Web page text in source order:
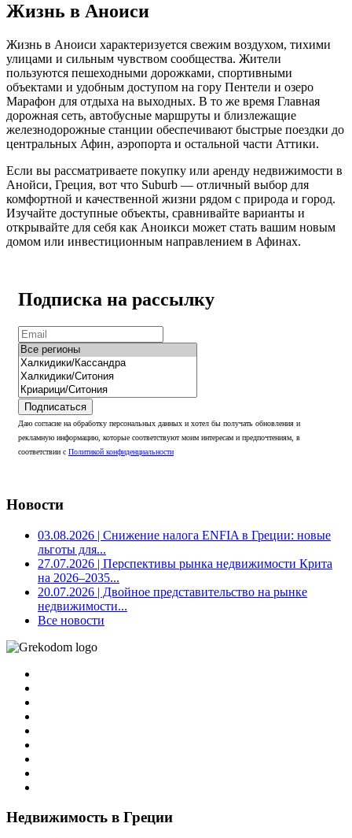
Жизнь в Аноиси
Жизнь в Аноиси характеризуется свежим воздухом, тихими
улицами и сильным чувством сообщества. Жители
пользуются пешеходными дорожками, спортивными
объектами и удобным доступом на гору Пентели и озеро
Марафон для отдыха на выходных. В то же время Главная
дорожная сеть, автобусные маршруты и близлежащие
железнодорожные станции обеспечивают быстрые поездки до
центральных Афин, аэропорта и остальной части Аттики.
Если вы рассматриваете покупку или аренду недвижимости в
Анойси, Греция, вот что Suburb — отличный выбор для
комфортной и качественной жизни рядом с природа и город.
Изучайте доступные объекты, сравнивайте варианты и
открывайте для себя как Аноикси может стать вашим новым
домом или инвестиционным направлением в Афинах.
Подписка на рассылку
Подписаться
Даю согласие на обработку персональных данных и хотел бы получать обновления и
рекламную информацию, которые соответствуют моим интересам и предпочтениям, в
соответствии с Политикой конфиденциальности
Новости
03.08.2026 | Снижение налога ENFIA в Греции: новые
льготы для...
27.07.2026 | Перспективы рынка недвижимости Крита
на 2026–2035...
20.07.2026 | Двойное представительство на рынке
недвижимости...
Все новости
Недвижимость в Греции